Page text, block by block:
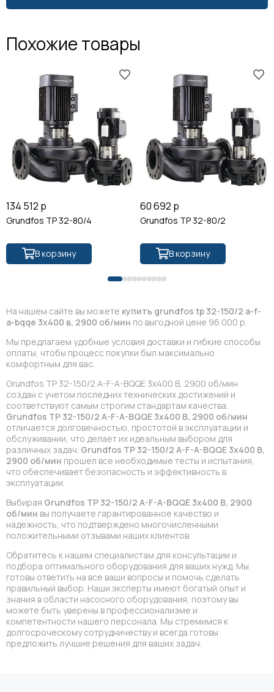
Похожие товары
134 512 р
Grundfos TP 32-80/4
В корзину
60 692 р
Grundfos TP 32-80/2
В корзину
На нашем сайте вы можете купить grundfos tp 32-150/2 a-f-
a-bqqe 3x400 в, 2900 об/мин по выгодной цене 96 000 р.
Мы предлагаем удобные условия доставки и гибкие способы
оплаты, чтобы процесс покупки был максимально
комфортным для вас.
Grundfos TP 32-150/2 A-F-A-BQQE 3x400 В, 2900 об/мин
создан с учетом последних технических достижений и
соответствуют самым строгим стандартам качества.
Grundfos TP 32-150/2 A-F-A-BQQE 3x400 В, 2900 об/мин
отличается долговечностью, простотой в эксплуатации и
обслуживании, что делает их идеальным выбором для
различных задач. Grundfos TP 32-150/2 A-F-A-BQQE 3x400 В,
2900 об/мин прошел все необходимые тесты и испытания,
что обеспечивает безопасность и эффективность в
эксплуатации.
Выбирая Grundfos TP 32-150/2 A-F-A-BQQE 3x400 В, 2900
об/мин вы получаете гарантированное качество и
надежность, что подтверждено многочисленными
положительными отзывами наших клиентов.
Обратитесь к нашим специалистам для консультации и
подбора оптимального оборудования для ваших нужд. Мы
готовы ответить на все ваши вопросы и помочь сделать
правильный выбор. Наши эксперты имеют богатый опыт и
знания в области насосного оборудования, поэтому вы
можете быть уверены в профессионализме и
компетентности нашего персонала. Мы стремимся к
долгосроческому сотрудничеству и всегда готовы
предложить лучшие решения для ваших задач.